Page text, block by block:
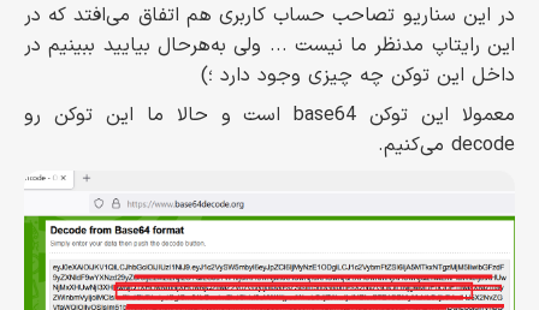
در این سناریو تصاحب حساب کاربری هم اتفاق می‌افتد که در
این رایتاپ مدنظر ما نیست ... ولی به‌هرحال بیایید ببینیم در
داخل این توکن چه چیزی وجود دارد ؛)
معمولا این توکن base64 است و حالا ما این توکن رو
decode می‌کنیم.